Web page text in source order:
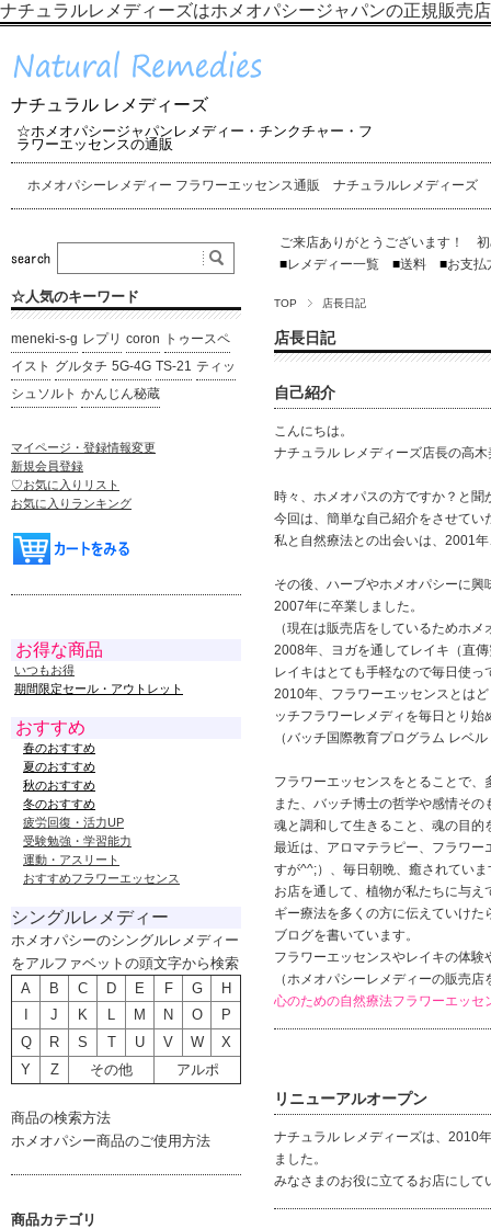
ナチュラルレメディーズはホメオパシージャパンの正規販売
ナチュラル レメディーズ
☆ホメオパシージャパンレメディー・チンクチャー・フ
ラワーエッセンスの通販
ホメオパシーレメディー フラワーエッセンス通販 ナチュラルレメディーズ
ご来店ありがとうございます！
■レメディー一覧 ■送料 ■お支払
TOP 店長日記
店長日記
自己紹介
こんにちは。
ナチュラル レメディーズ店長の高
時々、ホメオパスの方ですか？と聞
今回は、簡単な自己紹介をさせてい
私と自然療法との出会いは、2001
その後、ハーブやホメオパシーに
2007年に卒業しました。
（現在は販売店をしているためホ
2008年、ヨガを通してレイキ（直
レイキはとても手軽なので毎日使っ
2010年、フラワーエッセンスとは
ッチフラワーレメディを毎日とり始
（バッチ国際教育プログラム レベ
フラワーエッセンスをとることで
また、バッチ博士の哲学や感情そ
魂と調和して生きること、魂の目
最近は、アロマテラピー、フラワ
すが^^;）、毎日朝晩、癒されていま
お店を通して、植物が私たちに与
ギー療法を多くの方に伝えていけた
ブログを書いています。
フラワーエッセンスやレイキの体
（ホメオパシーレメディーの販売
心のための自然療法フラワーエッセ
リニューアルオープン
ナチュラル レメディーズは、2010
ました。
みなさまのお役に立てるお店にし
☆人気のキーワード
meneki-s-g レプリ coron
トゥースペ
イスト グルタチ 5G-4G TS-21 ティッ
シュソルト かんじん秘蔵
マイページ・登録情報変更
新規会員登録
♡お気に入りリスト
お気に入りランキング
お得な商品
いつもお得
期間限定セール・アウトレット
おすすめ
春のおすすめ
夏のおすすめ
秋のおすすめ
冬のおすすめ
疲労回復・活力UP
受験勉強・学習能力
運動・アスリート
おすすめフラワーエッセンス
シングルレメディー
ホメオパシーのシングルレメディー
をアルファベットの頭文字から検索
A
B C D E F G
H
J K L M N O
P
Q
R S T U V W
X
Y
Z その他 アルポ
商品の検索方法
ホメオパシー商品のご使用方法
商品カテゴリ